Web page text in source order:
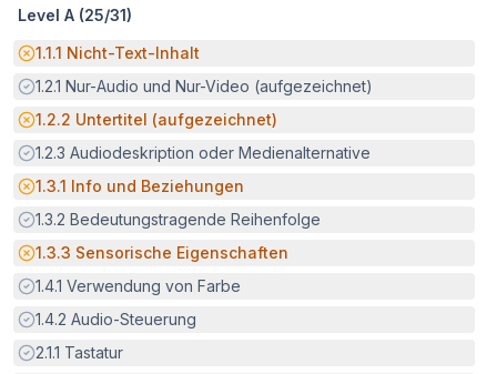
Level A (25/31)
Potenzielle Barriere:
1.1.1 Nicht-Text-Inhalt
Erfüllt:
1.2.1 Nur-Audio und Nur-Video (aufgezeichnet)
Potenzielle Barriere:
1.2.2 Untertitel (aufgezeichnet)
Erfüllt:
1.2.3 Audiodeskription oder Medienalternative
Potenzielle Barriere:
1.3.1 Info und Beziehungen
Erfüllt:
1.3.2 Bedeutungstragende Reihenfolge
Potenzielle Barriere:
1.3.3 Sensorische Eigenschaften
Erfüllt:
1.4.1 Verwendung von Farbe
Erfüllt:
1.4.2 Audio-Steuerung
Erfüllt:
2.1.1 Tastatur